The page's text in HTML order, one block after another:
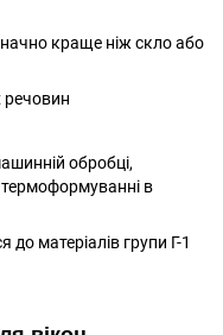
краще ніж скло або
речовин
обробці,
в
до матеріалів групи Г-1